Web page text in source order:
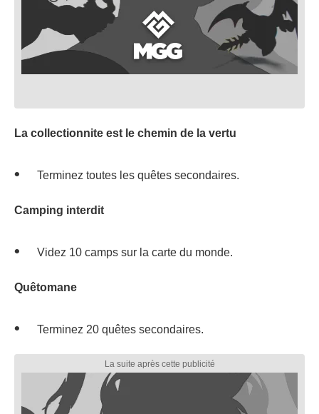
La collectionnite est le chemin de la vertu
Terminez toutes les quêtes secondaires.
Camping interdit
Videz 10 camps sur la carte du monde.
Quêtomane
Terminez 20 quêtes secondaires.